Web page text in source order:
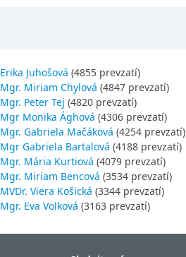
Erika Juhošová (4855 prevzatí)
Mgr. Miriam Chylová (4847 prevzatí)
Mgr. Peter Tej (4820 prevzatí)
Mgr Monika Ághová (4306 prevzatí)
Mgr. Gabriela Mačáková (4254 prevzatí)
Mgr Gabriela Bartalová (4188 prevzatí)
Mgr. Mária Kurtiová (4079 prevzatí)
Mgr. Miriam Bencová (3534 prevzatí)
MVDr. Viera Košická (3344 prevzatí)
Mgr. Eva Volková (3163 prevzatí)